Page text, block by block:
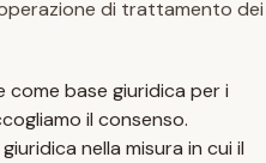
di trattamento dei
come base giuridica per i
il consenso.
nella misura in cui il